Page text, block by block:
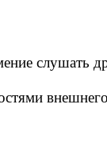
слушать